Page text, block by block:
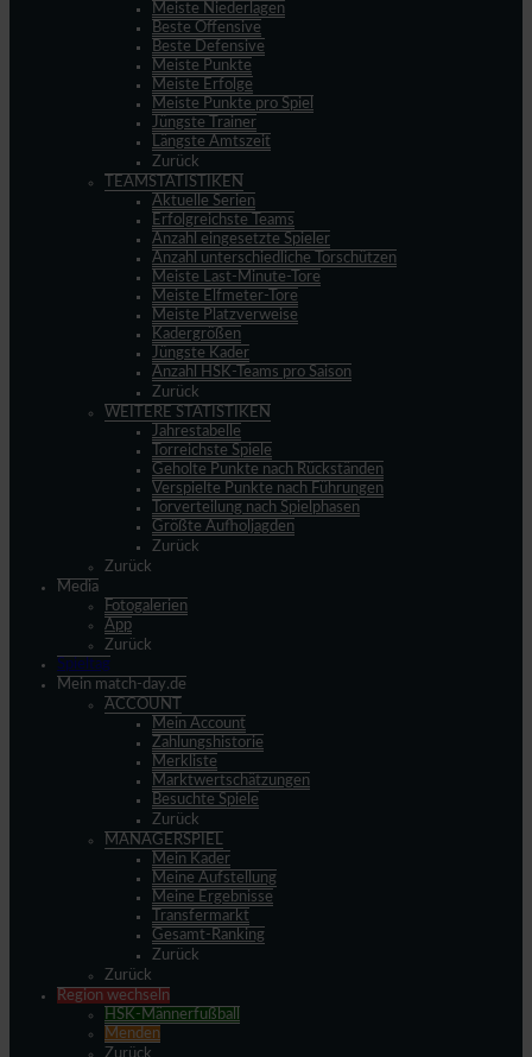
Meiste Niederlagen
Beste Offensive
Beste Defensive
Meiste Punkte
Meiste Erfolge
Meiste Punkte pro Spiel
Jüngste Trainer
Längste Amtszeit
Zurück
TEAMSTATISTIKEN
Aktuelle Serien
Erfolgreichste Teams
Anzahl eingesetzte Spieler
Anzahl unterschiedliche Torschützen
Meiste Last-Minute-Tore
Meiste Elfmeter-Tore
Meiste Platzverweise
Kadergrößen
Jüngste Kader
Anzahl HSK-Teams pro Saison
Zurück
WEITERE STATISTIKEN
Jahrestabelle
Torreichste Spiele
Geholte Punkte nach Rückständen
Verspielte Punkte nach Führungen
Torverteilung nach Spielphasen
Größte Aufholjagden
Zurück
Zurück
Media
Fotogalerien
App
Zurück
Spieltag
Mein match-day.de
ACCOUNT
Mein Account
Zahlungshistorie
Merkliste
Marktwertschätzungen
Besuchte Spiele
Zurück
MANAGERSPIEL
Mein Kader
Meine Aufstellung
Meine Ergebnisse
Transfermarkt
Gesamt-Ranking
Zurück
Zurück
Region wechseln
HSK-Männerfußball
Menden